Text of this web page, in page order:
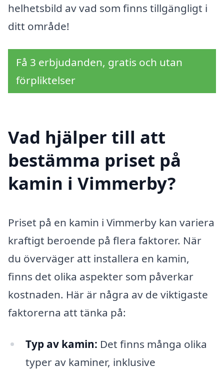
helhetsbild av vad som finns tillgängligt i
ditt område!
Få 3 erbjudanden, gratis och utan
förpliktelser
Vad hjälper till att
bestämma priset på
kamin i Vimmerby?
Priset på en kamin i Vimmerby kan variera
kraftigt beroende på flera faktorer. När
du överväger att installera en kamin,
finns det olika aspekter som påverkar
kostnaden. Här är några av de viktigaste
faktorerna att tänka på:
Typ av kamin: Det finns många olika
typer av kaminer, inklusive